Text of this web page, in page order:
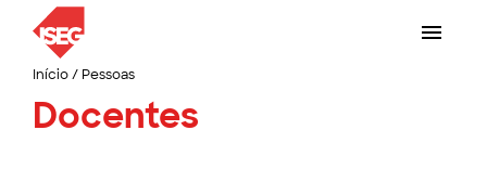
Início/ Pessoas
Docentes